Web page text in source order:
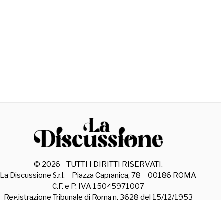
© 2026 - TUTTI I DIRITTI RISERVATI.
La Discussione S.r.l. – Piazza Capranica, 78 – 00186 ROMA
C.F. e P. IVA 15045971007
Registrazione Tribunale di Roma n. 3628 del 15/12/1953